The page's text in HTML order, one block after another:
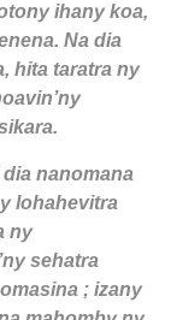
ihany koa,
Na dia
hita taratra ny
nanomana
lohahevitra
ny
sehatra
; izany